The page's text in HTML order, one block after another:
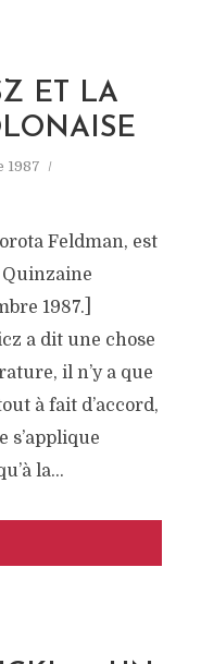
ET LA
1987
Feldman, est
1987.]
a dit une chose
il n’y a que
à fait d’accord,
s’applique
la...